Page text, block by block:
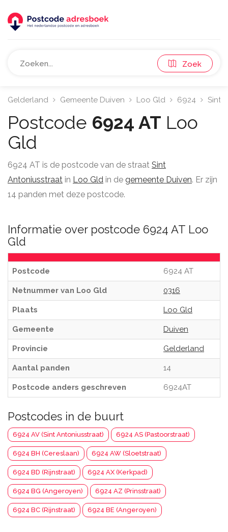
Zoek
Gelderland Gemeente Duiven Loo Gld 6924 Sint
Postcode 6924 AT Loo
Gld
6924 AT is de postcode van de straat Sint
Antoniusstraat in Loo Gld in de gemeente Duiven. Er zijn
14 panden met deze postcode.
Informatie over postcode 6924 AT Loo
Gld
Postcode 6924 AT
Netnummer van Loo Gld 0316
Plaats Loo Gld
Gemeente Duiven
Provincie Gelderland
Aantal panden 14
Postcode anders geschreven 6924AT
Postcodes in de buurt
6924 AV (Sint Antoniusstraat) 6924 AS (Pastoorstraat)
6924 BH (Cereslaan) 6924 AW (Sloetstraat)
6924 BD (Rijnstraat) 6924 AX (Kerkpad)
6924 BG (Angeroyen) 6924 AZ (Prinsstraat)
6924 BC (Rijnstraat) 6924 BE (Angeroyen)